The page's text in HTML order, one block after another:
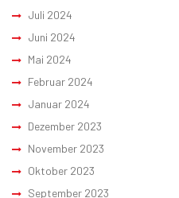
Juli 2024
Juni 2024
Mai 2024
Februar 2024
Januar 2024
Dezember 2023
November 2023
Oktober 2023
September 2023